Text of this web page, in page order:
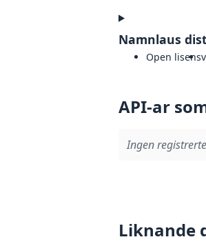
Namnlaus
Open lisens
API-ar
Ingen
Liknande